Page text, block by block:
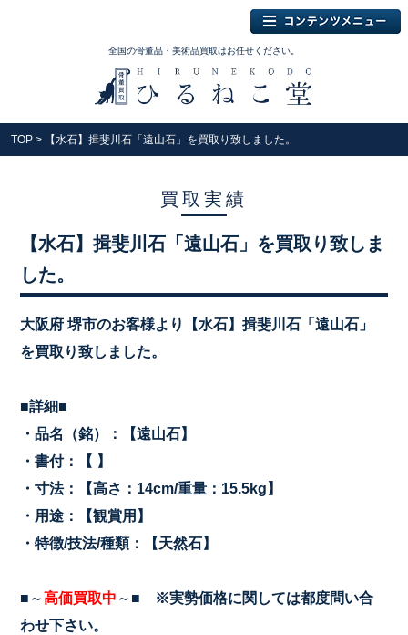
全国の骨董品・美術品買取はお任せください。
TOP > 【水石】揖斐川石「遠山石」を買取り致しました。
買取実績
【水石】揖斐川石「遠山石」を買取り致しま
した。
大阪府 堺市のお客様より【水石】揖斐川石「遠山石」
を買取り致しました。
■詳細■
・品名（銘）：【遠山石】
・書付：【 】
・寸法：【高さ：14cm/重量：15.5kg 】
・用途：【観賞用】
・特徴/技法/種類：【天然石】
■～ 高価買取中 ～■ ※実勢価格に関しては都度問い合
わせ下さい。